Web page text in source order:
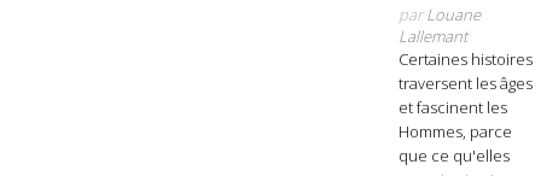
parLouane
Lallemant
Certaines histoires
traversent les âges
et fascinent les
Hommes, parce
que ce qu'elles